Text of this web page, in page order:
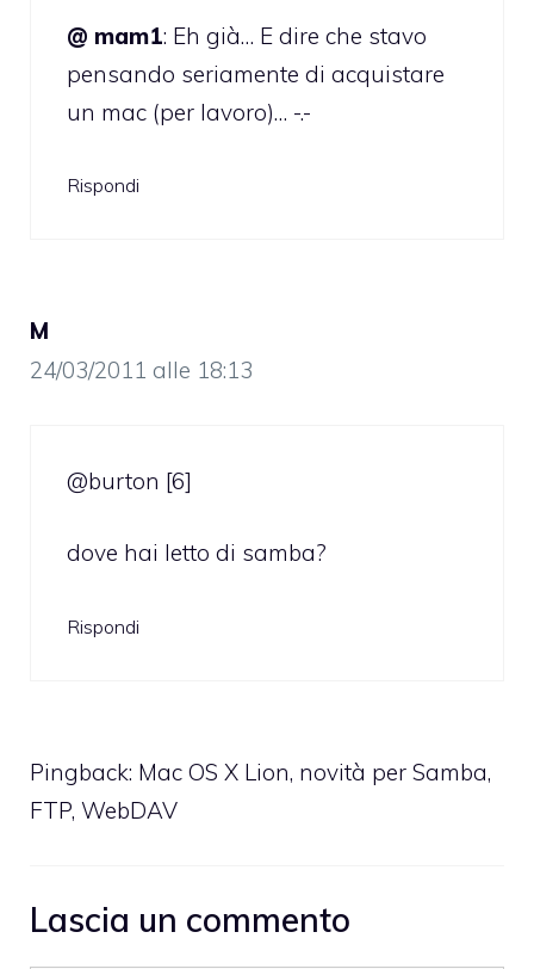
@ mam1: Eh già… E dire che stavo
pensando seriamente di acquistare
un mac (per lavoro)… -.-
Rispondi
M
24/03/2011 alle 18:13
@burton [6]
dove hai letto di samba?
Rispondi
Pingback: Mac OS X Lion, novità per Samba,
FTP, WebDAV
Lascia un commento